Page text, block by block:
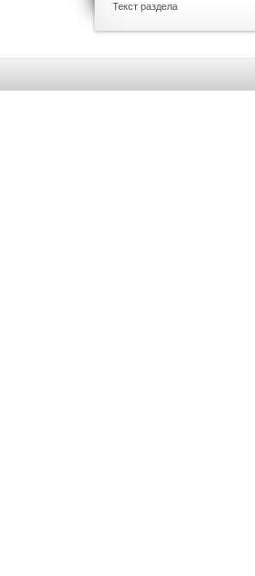
Текст раздела